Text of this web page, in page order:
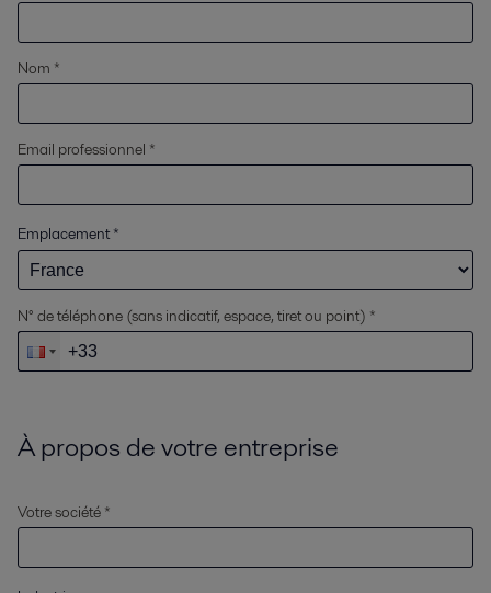
Nom *
Email professionnel *
Emplacement*
N° de téléphone (sans indicatif, espace, tiret ou point) *
À propos de votre entreprise
Votre société *